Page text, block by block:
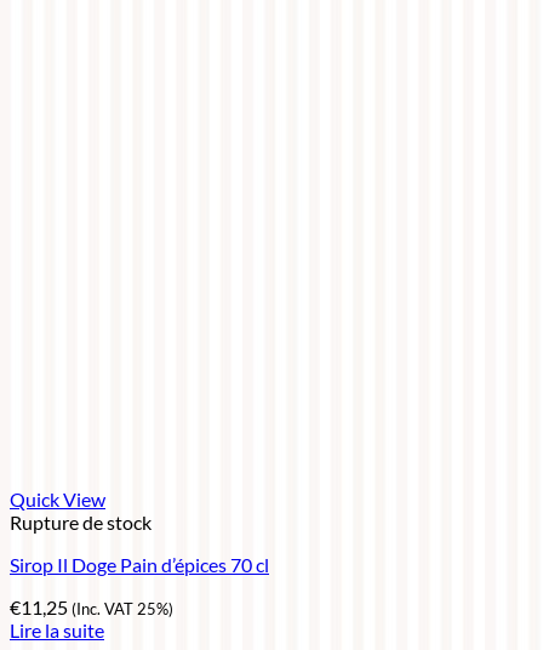
Quick View
Rupture de stock
Sirop Il Doge Pain d’épices 70 cl
€11,25(Inc. VAT 25%)
Lire la suite